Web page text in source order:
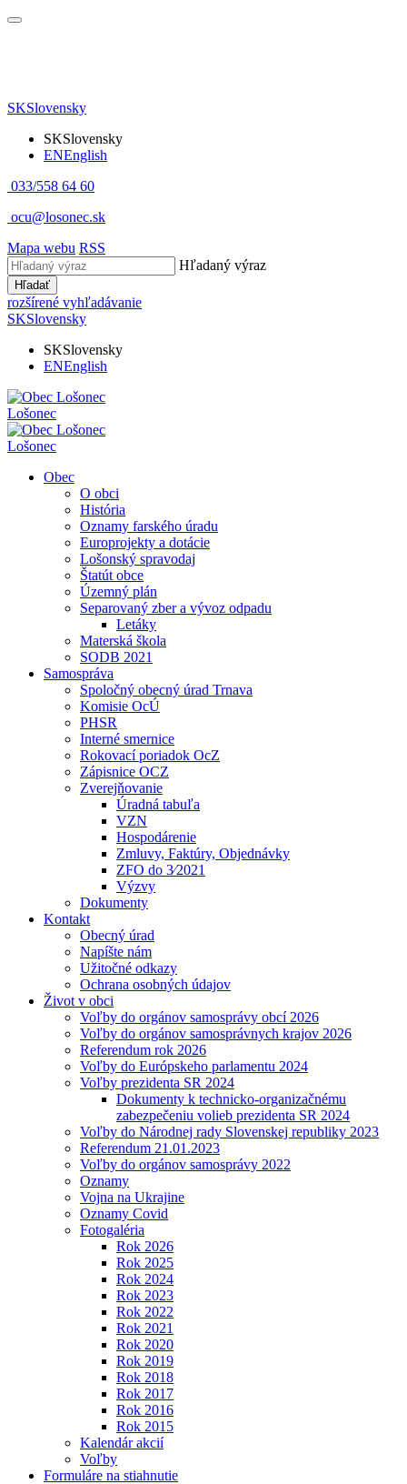
SKSlovensky
SKSlovensky
ENEnglish
033/558 64 60
ocu@losonec.sk
Mapa webu RSS
Hľadaný výraz
Hľadať
rozšírené vyhľadávanie
SKSlovensky
SKSlovensky
ENEnglish
Lošonec
Lošonec
Obec
O obci
História
Oznamy farského úradu
Europrojekty a dotácie
Lošonský spravodaj
Štatút obce
Územný plán
Separovaný zber a vývoz odpadu
Letáky
Materská škola
SODB 2021
Samospráva
Spoločný obecný úrad Trnava
Komisie OcÚ
PHSR
Interné smernice
Rokovací poriadok OcZ
Zápisnice OCZ
Zverejňovanie
Úradná tabuľa
VZN
Hospodárenie
Zmluvy, Faktúry, Objednávky
ZFO do 3⁄2021
Výzvy
Dokumenty
Kontakt
Obecný úrad
Napíšte nám
Užitočné odkazy
Ochrana osobných údajov
Život v obci
Voľby do orgánov samosprávy obcí 2026
Voľby do orgánov samosprávnych krajov 2026
Referendum rok 2026
Voľby do Európskeho parlamentu 2024
Voľby prezidenta SR 2024
Dokumenty k technicko-organizačnému
zabezpečeniu volieb prezidenta SR 2024
Voľby do Národnej rady Slovenskej republiky 2023
Referendum 21.01.2023
Voľby do orgánov samosprávy 2022
Oznamy
Vojna na Ukrajine
Oznamy Covid
Fotogaléria
Rok 2026
Rok 2025
Rok 2024
Rok 2023
Rok 2022
Rok 2021
Rok 2020
Rok 2019
Rok 2018
Rok 2017
Rok 2016
Rok 2015
Kalendár akcií
Voľby
Formuláre na stiahnutie